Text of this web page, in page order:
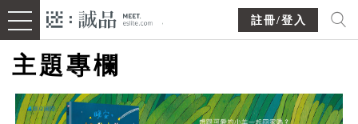
註冊/登入
主題專欄